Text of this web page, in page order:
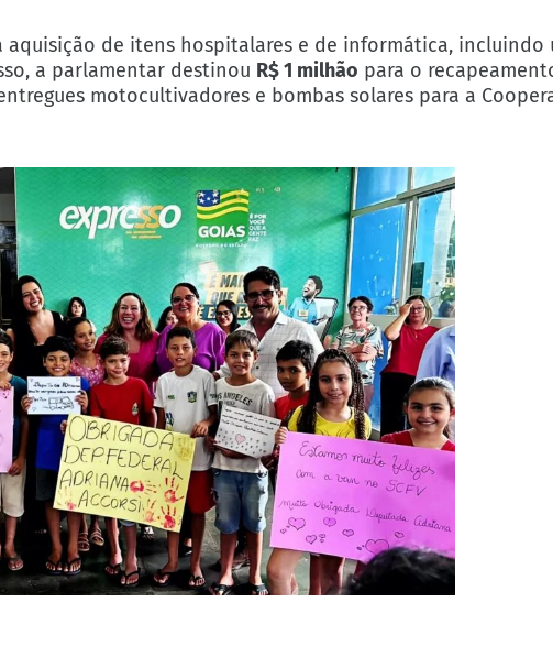
aquisição de itens hospitalares e de informática, incluindo
a parlamentar destinou R$ 1 milhão para o
motocultivadores e bombas solares para a